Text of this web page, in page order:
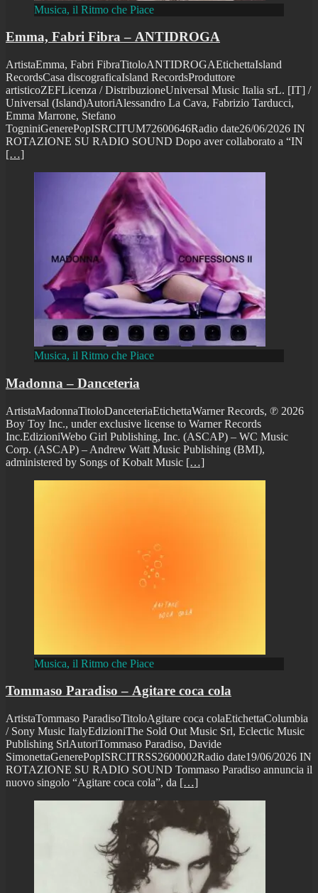
Musica, il Ritmo che Piace
Emma, Fabri Fibra – ANTIDROGA
ArtistaEmma, Fabri FibraTitoloANTIDROGAEtichettaIsland
RecordsCasa discograficaIsland RecordsProduttore
artisticoZEFLicenza / DistribuzioneUniversal Music Italia srL. [IT] /
Universal (Island)AutoriAlessandro La Cava, Fabrizio Tarducci,
Emma Marrone, Stefano
TogniniGenerePopISRCITUM72600646Radio date26/06/2026 IN
ROTAZIONE SU RADIO SOUND Dopo aver collaborato a “IN
[…]
Musica, il Ritmo che Piace
Madonna – Danceteria
ArtistaMadonnaTitoloDanceteriaEtichettaWarner Records, ℗ 2026
Boy Toy Inc., under exclusive license to Warner Records
Inc.EdizioniWebo Girl Publishing, Inc. (ASCAP) – WC Music
Corp. (ASCAP) – Andrew Watt Music Publishing (BMI),
administered by Songs of Kobalt Music […]
Musica, il Ritmo che Piace
Tommaso Paradiso – Agitare coca cola
ArtistaTommaso ParadisoTitoloAgitare coca colaEtichettaColumbia
/ Sony Music ItalyEdizioniThe Sold Out Music Srl, Eclectic Music
Publishing SrlAutoriTommaso Paradiso, Davide
SimonettaGenerePopISRCITRSS2600002Radio date19/06/2026 IN
ROTAZIONE SU RADIO SOUND Tommaso Paradiso annuncia il
nuovo singolo “Agitare coca cola”, da […]